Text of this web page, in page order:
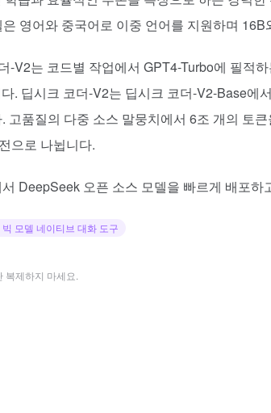
영어와 중국어로 이중 언어를 지원하며
-V2는 코드별 작업에서 GPT4-Turbo에 필적
. 딥시크 코더-V2는 딥시크 코더-V2-Base에
고품질의 다중 소스 말뭉치에서 6조 개의 토
으로 나뉩니다.
DeepSeek 오픈 소스 모델을 빠르게 배포하
빅 모델 네이티브 대화 도구
복제하지 마세요.